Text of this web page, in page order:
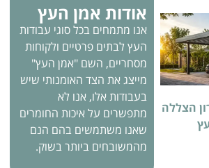
אמן העץ
מתמחים בכל סוגי עבודות
לבתים פרטיים ולקוחות
השם "אמן העץ"
את הצד האומנותי שיש
אלו, אנו לא
על איכות החומרים
משתמשים בהם הנם
ביותר בשוק.